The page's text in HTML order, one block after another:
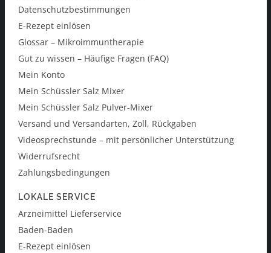
Datenschutzbestimmungen
E-Rezept einlösen
Glossar – Mikroimmuntherapie
Gut zu wissen – Häufige Fragen (FAQ)
Mein Konto
Mein Schüssler Salz Mixer
Mein Schüssler Salz Pulver-Mixer
Versand und Versandarten, Zoll, Rückgaben
Videosprechstunde – mit persönlicher Unterstützung
Widerrufsrecht
Zahlungsbedingungen
LOKALE SERVICE
Arzneimittel Lieferservice
Baden-Baden
E-Rezept einlösen